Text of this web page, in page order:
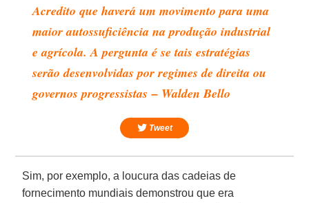
Acredito que haverá um movimento para uma
maior autossuficiência na produção industrial
e agrícola. A pergunta é se tais estratégias
serão desenvolvidas por regimes de direita ou
governos progressistas – Walden Bello
Tweet
Sim, por exemplo, a loucura das cadeias de
fornecimento mundiais demonstrou que era